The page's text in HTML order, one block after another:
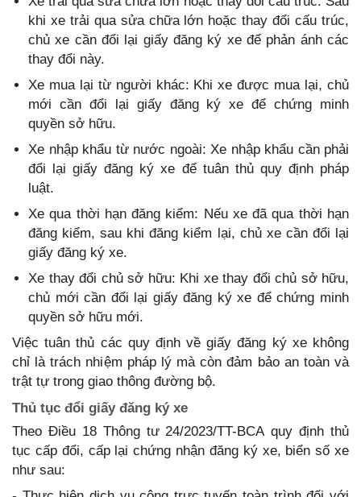
khi xe trải qua sửa chữa lớn hoặc thay đổi cấu trúc,
chủ xe cần đổi lại giấy đăng ký xe để phản ánh các
thay đổi này.
Xe mua lại từ người khác: Khi xe được mua lại, chủ
mới cần đổi lại giấy đăng ký xe để chứng minh
quyền sở hữu.
Xe nhập khẩu từ nước ngoài: Xe nhập khẩu cần phải
đổi lại giấy đăng ký xe để tuân thủ quy định pháp
luật.
Xe qua thời hạn đăng kiểm: Nếu xe đã qua thời hạn
đăng kiểm, sau khi đăng kiểm lại, chủ xe cần đổi lại
giấy đăng ký xe.
Xe thay đổi chủ sở hữu: Khi xe thay đổi chủ sở hữu,
chủ mới cần đổi lại giấy đăng ký xe để chứng minh
quyền sở hữu mới.
Việc tuân thủ các quy định về giấy đăng ký xe không
chỉ là trách nhiệm pháp lý mà còn đảm bảo an toàn và
trật tự trong giao thông đường bộ.
Thủ tục đổi giấy đăng ký xe
Theo Điều 18 Thông tư 24/2023/TT-BCA quy định thủ
tục cấp đổi, cấp lại chứng nhận đăng ký xe, biển số xe
như sau: